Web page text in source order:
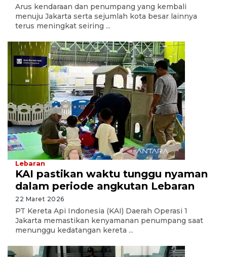
Arus kendaraan dan penumpang yang kembali
menuju Jakarta serta sejumlah kota besar lainnya
terus meningkat seiring ...
Lebaran
KAI pastikan waktu tunggu nyaman
dalam periode angkutan Lebaran
22 Maret 2026
PT Kereta Api Indonesia (KAI) Daerah Operasi 1
Jakarta memastikan kenyamanan penumpang saat
menunggu kedatangan kereta ...